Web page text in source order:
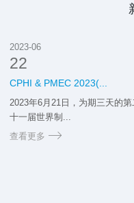
2023-06
22
CPHI & PMEC 2023(...
2023年6月21日，为期三天的第
十一届世界制...
查看更多